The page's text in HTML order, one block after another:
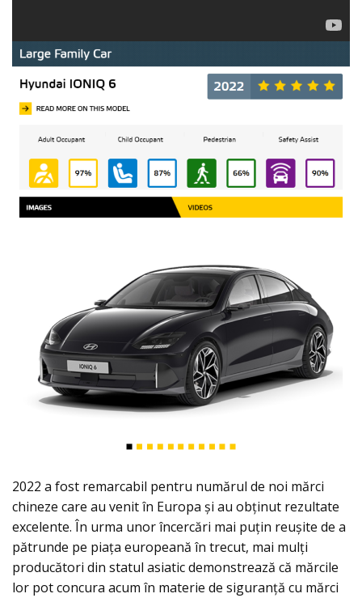
2022 a fost remarcabil pentru numărul de noi mărci
chineze care au venit în Europa și au obținut rezultate
excelente. În urma unor încercări mai puțin reușite de a
pătrunde pe piața europeană în trecut, mai mulți
producători din statul asiatic demonstrează că mărcile
lor pot concura acum în materie de siguranță cu mărci